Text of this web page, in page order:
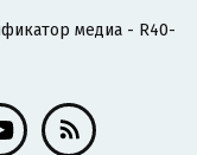
медиа - R40-